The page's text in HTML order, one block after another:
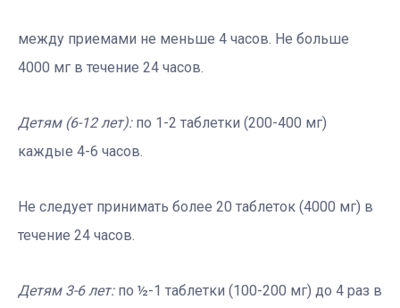
между приемами не меньше 4 часов. Не больше
4000 мг в течение 24 часов.
Детям (6-12 лет):по 1-2 таблетки (200-400 мг)
каждые 4-6 часов.
Не следует принимать более 20 таблеток (4000 мг) в
течение 24 часов.
Детям 3-6 лет:по ½-1 таблетки (100-200 мг) до 4 раз в